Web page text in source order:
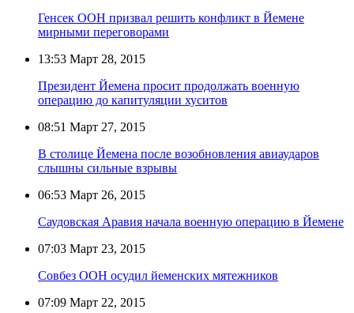
Генсек ООН призвал решить конфликт в Йемене
мирными переговорами
13:53 Март 28, 2015
Президент Йемена просит продолжать военную
операцию до капитуляции хуситов
08:51 Март 27, 2015
В столице Йемена после возобновления авиаударов
слышны сильные взрывы
06:53 Март 26, 2015
Саудовская Аравия начала военную операцию в Йемене
07:03 Март 23, 2015
Совбез ООН осудил йеменских мятежников
07:09 Март 22, 2015